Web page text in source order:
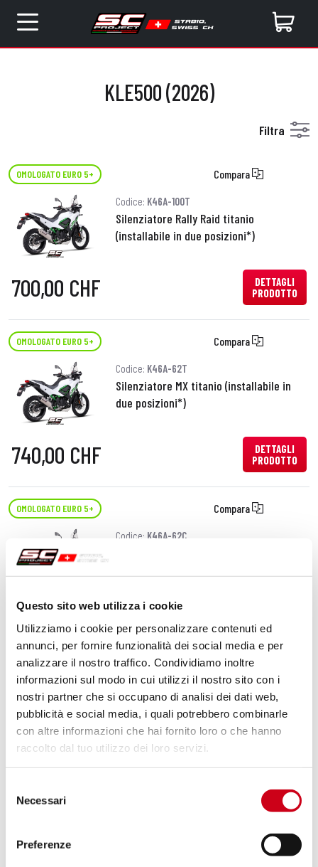
Questo sito web utilizza i cookie
Utilizziamo i cookie per personalizzare contenuti ed
annunci, per fornire funzionalità dei social media e per
analizzare il nostro traffico. Condividiamo inoltre
informazioni sul modo in cui utilizzi il nostro sito con i
nostri partner che si occupano di analisi dei dati web,
pubblicità e social media, i quali potrebbero combinarle
con altre informazioni che hai fornito loro o che hanno
raccolto dal tuo utilizzo dei loro servizi.
delNecessari
Preferenze
KLE500 (2026)
Filtra
OMOLOGATO EURO 5+ Compara
Codice: K46A-100T
Silenziatore Rally Raid titanio
(installabile in due posizioni*)
700,00 CHF
DETTAGLI
PRODOTTO
OMOLOGATO EURO 5+ Compara
Codice: K46A-62T
Silenziatore MX titanio (installabile in
due posizioni*)
740,00 CHF
DETTAGLI
PRODOTTO
OMOLOGATO EURO 5+ Compara
Codice: K46A-62C
740,00 CHF
PRODOTTO
OMOLOGATO EURO 5+ Compara
Codice:K46A-181T
Silenziatore SC1-X titanio (installabile in
due posizioni*)
770,00 CHF
PRODOTTO
OMOLOGATO EURO 5+